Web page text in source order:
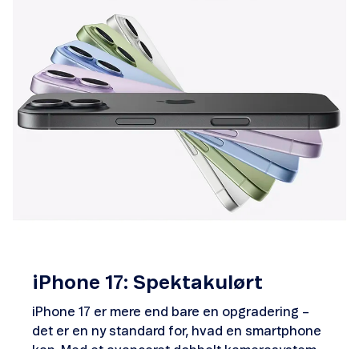
iPhone 17: Spektakulørt
iPhone 17 er mere end bare en opgradering –
det er en ny standard for, hvad en smartphone